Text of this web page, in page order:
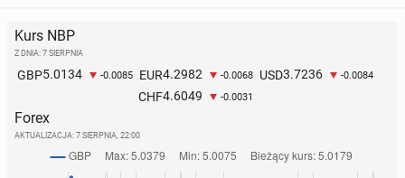
Kurs NBP
Z DNIA: 7 SIERPNIA
GBP5.0134 -0.0085 EUR4.2982 -0.0068 USD3.7236 -0.0084
CHF4.6049 -0.0031
Forex
AKTUALIZACJA: 7 SIERPNIA, 22:00